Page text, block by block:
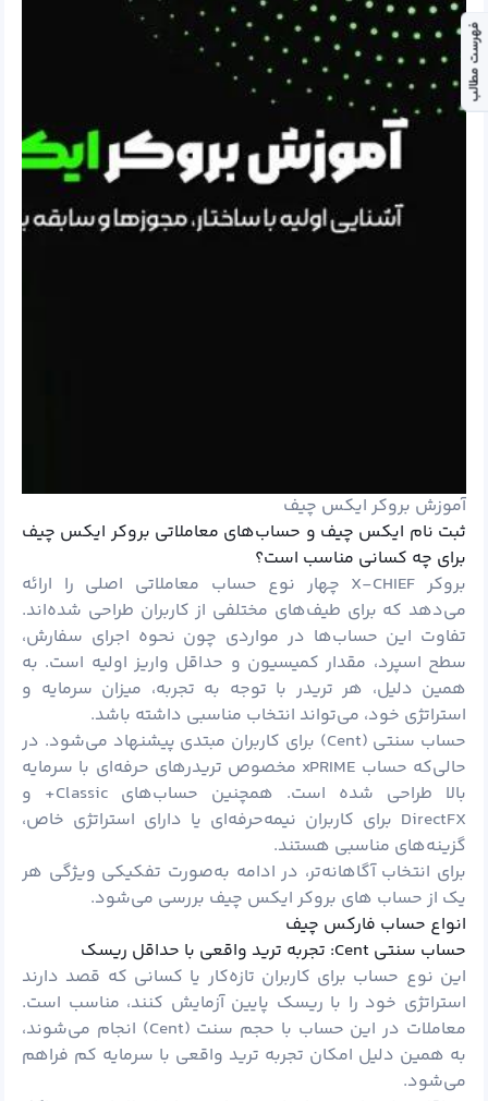
آموزش بروکر ایکس چیف
ثبت نام ایکس چیف و حساب‌های معاملاتی بروکر ایکس چیف
برای چه کسانی مناسب است؟
بروکر X-CHIEF چهار نوع حساب معاملاتی اصلی را ارائه
می‌دهد که برای طیف‌های مختلفی از کاربران طراحی شده‌اند.
تفاوت این حساب‌ها در مواردی چون نحوه اجرای سفارش،
سطح اسپرد، مقدار کمیسیون و حداقل واریز اولیه است. به
همین دلیل، هر تریدر با توجه به تجربه، میزان سرمایه و
استراتژی خود، می‌تواند انتخاب مناسبی داشته باشد.
حساب سنتی (Cent) برای کاربران مبتدی پیشنهاد می‌شود. در
حالی‌که حساب xPRIME مخصوص تریدرهای حرفه‌ای با سرمایه
بالا طراحی شده است. همچنین حساب‌های Classic+ و
DirectFX برای کاربران نیمه‌حرفه‌ای یا دارای استراتژی خاص،
گزینه‌های مناسبی هستند.
برای انتخاب آگاهانه‌تر، در ادامه به‌صورت تفکیکی ویژگی‌ هر
یک از حساب های بروکر ایکس چیف بررسی می‌شود.
انواع حساب فارکس چیف
حساب سنتی Cent: تجربه ترید واقعی با حداقل ریسک
این نوع حساب برای کاربران تازه‌کار یا کسانی که قصد دارند
استراتژی خود را با ریسک پایین آزمایش کنند، مناسب است.
معاملات در این حساب با حجم سنت (Cent) انجام می‌شوند،
به همین دلیل امکان تجربه ترید واقعی با سرمایه کم فراهم
می‌شود.
فهرست مطالب